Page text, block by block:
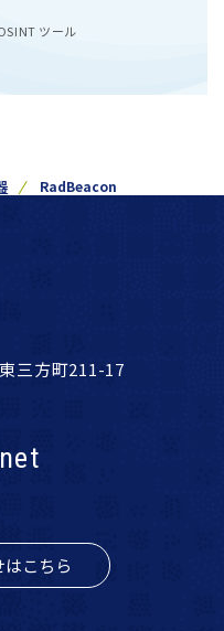
ツール
RadBeacon
三方町211-17
こちら